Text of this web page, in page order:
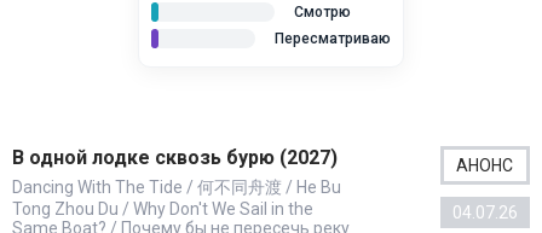
Смотрю
Пересматриваю
В одной лодке сквозь бурю (2027)
Dancing With The Tide / 何不同舟渡 / He Bu
Tong Zhou Du / Why Don't We Sail in the
Same Boat? / Почему бы не пересечь реку
АНОНС
04.07.26